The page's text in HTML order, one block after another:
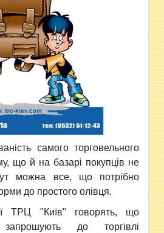
самого торговельного
що й на базарі покупців не
можна все, що потрібно
до простого олівця.
ТРЦ "Київ" говорять, що
до торгівлі